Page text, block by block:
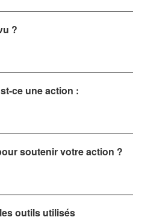
?
ce une action :
soutenir votre action ?
outils utilisés